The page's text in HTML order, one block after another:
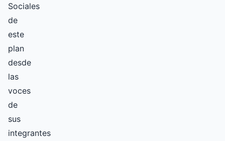
Sociales
de
este
plan
desde
las
voces
de
sus
integrantes